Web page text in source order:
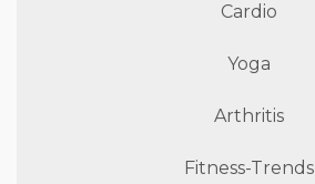
Cardio
Yoga
Arthritis
Fitness-Trends